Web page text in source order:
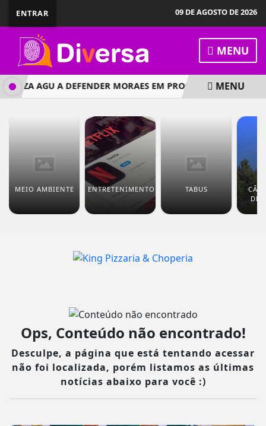
ENTRAR 09 DE AGOSTO DE 2026
MENU
AGU A DEFENDER MORAES EM PROCESSO NOS EUA
MENU
MEIO AMBIENTE ENTRETENIMENTO TABUS
Ops, Conteúdo não encontrado!
Desculpe, a página que está tentando acessar
não foi localizada, porém listamos as últimas
notícias abaixo para você :)